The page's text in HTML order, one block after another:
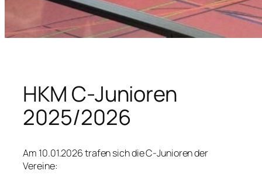
HKM C-Junioren
2025/2026
Am 10.01.2026 trafen sich die C-Junioren der
Vereine: